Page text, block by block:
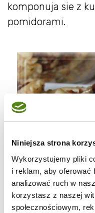
Niniejsza strona
Wykorzystujemy pliki
i reklam, aby oferować
analizować ruch w
korzystasz z naszej
społecznościowym,
komponuja sie z
pomidorami.